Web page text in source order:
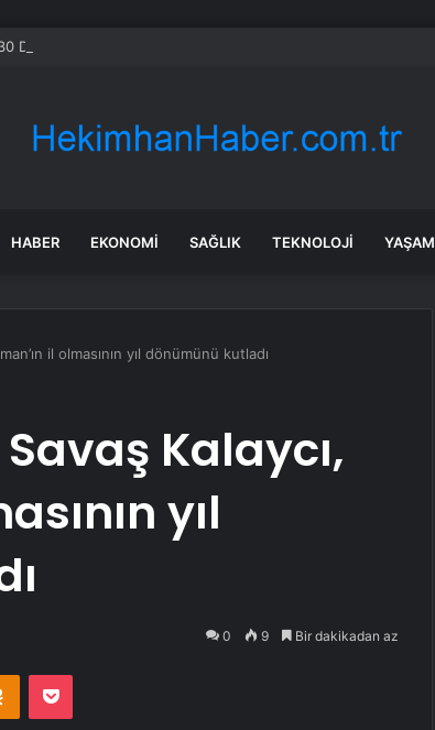
Döneminde İleri Teknoloji Ekipman İthalatını Artıracak
HABER EKONOMI SAĞLIK TEKNOLOJI YAŞAM
il olmasının yıl dönümünü kutladı
Kalaycı,
yıl
0 9 Bir dakikadan az
Odnoklassniki
Pocket